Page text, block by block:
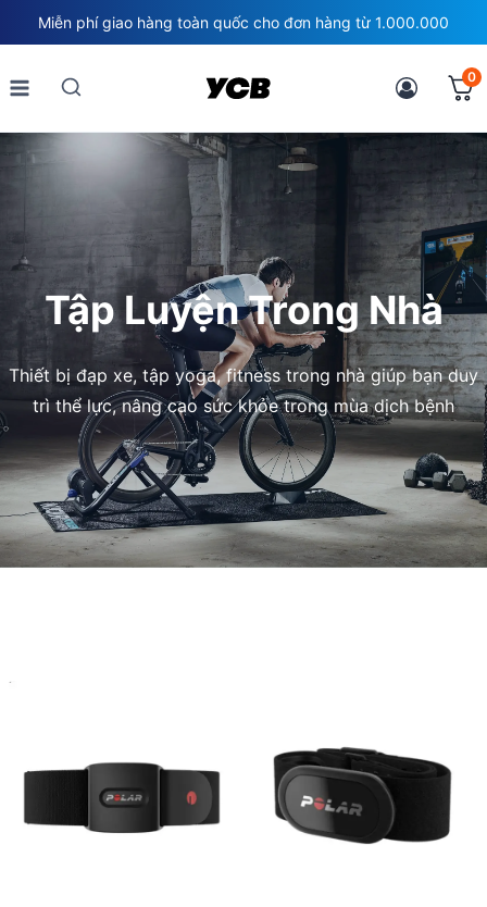
to
content
Miễn phí giao hàng toàn quốc cho đơn hàng từ 1.000.000
0
Tập Luyện Trong Nhà
Thiết bị đạp xe, tập yoga, fitness trong nhà giúp bạn duy
trì thể lực, nâng cao sức khỏe trong mùa dịch bệnh